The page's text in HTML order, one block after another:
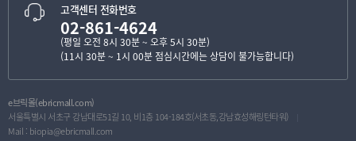
고객센터 전화번호
02-861-4624
(평일 오전 8시 30분 ~ 오후 5시 30분)
(11시 30분 ~ 1시 00분 점심시간에는 상담이 불가능합니다)
e브릭몰(ebricmall.com)
서울특별시 서초구 강남대로51길 10, 비1층 104-184호(서초동,강남효성해링턴타워)
Mail : biopia@ebricmall.com